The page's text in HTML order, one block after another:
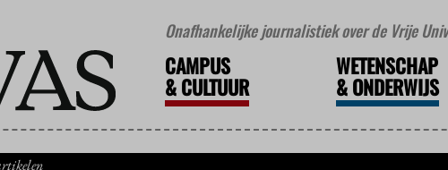
Onafhankelijke journalistiek over de Vrije
CAMPUS
&CULTUUR
WETENSCHAP
&ONDERWIJS